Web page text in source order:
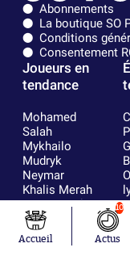
Abonnements
La boutique SO
Conditions
Consentement
Joueurs en
tendance
Mohamed
Salah
Mykhailo
Mudryk
Neymar
Khalis Merah
Loïs Openda
Moussa
Niakhaté
Accueil
10
Actus